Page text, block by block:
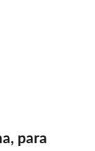
para